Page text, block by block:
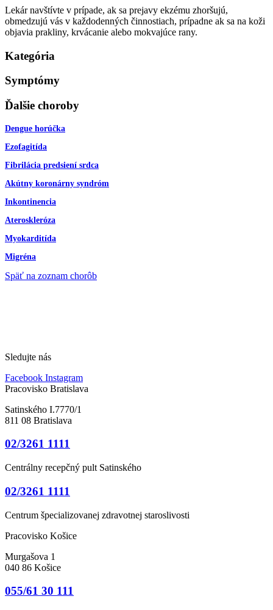
Lekár navštívte v prípade, ak sa prejavy ekzému zhoršujú,
obmedzujú vás v každodenných činnostiach, prípadne ak sa na koži
objavia prakliny, krvácanie alebo mokvajúce rany.
Kategória
Symptómy
Ďalšie choroby
Dengue horúčka
Ezofagitída
Fibrilácia predsiení srdca
Akútny koronárny syndróm
Inkontinencia
Ateroskleróza
Myokarditída
Migréna
Späť na zoznam chorôb
Sledujte nás
Facebook Instagram
Pracovisko Bratislava
Satinského I.7770/1
811 08 Bratislava
02/3261 1111
Centrálny recepčný pult Satinského
02/3261 1111
Centrum špecializovanej zdravotnej staroslivosti
Pracovisko Košice
Murgašova 1
040 86 Košice
055/61 30 111